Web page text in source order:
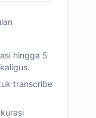
hingga 5
transcribe